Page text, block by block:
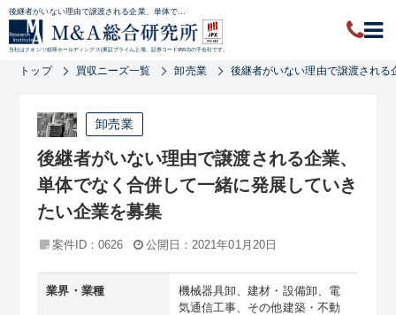
後継者がいない理由で譲渡される企業、単体で...
当社はクオンツ総研ホールディングス(東証プライム上場、証券コード9552)の子会社です。
トップ 買収ニーズ一覧 卸売業 後継者がいない理由で譲渡され
卸売業
後継者がいない理由で譲渡される企業、
単体でなく合併して一緒に発展していき
たい企業を募集
案件ID：0626 公開日：2021年01月20日
業界・業種
機械器具卸、建材・設備卸、電
気通信工事、その他建築・不動